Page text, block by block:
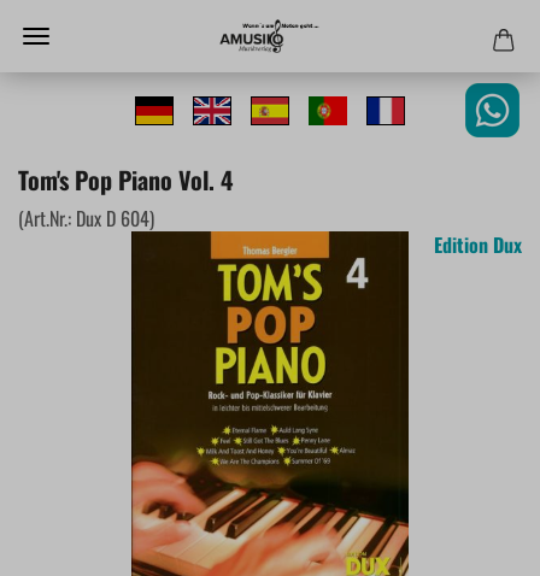
Tom's Pop Piano Vol. 4
(Art.Nr.: Dux D 604)
Edition Dux